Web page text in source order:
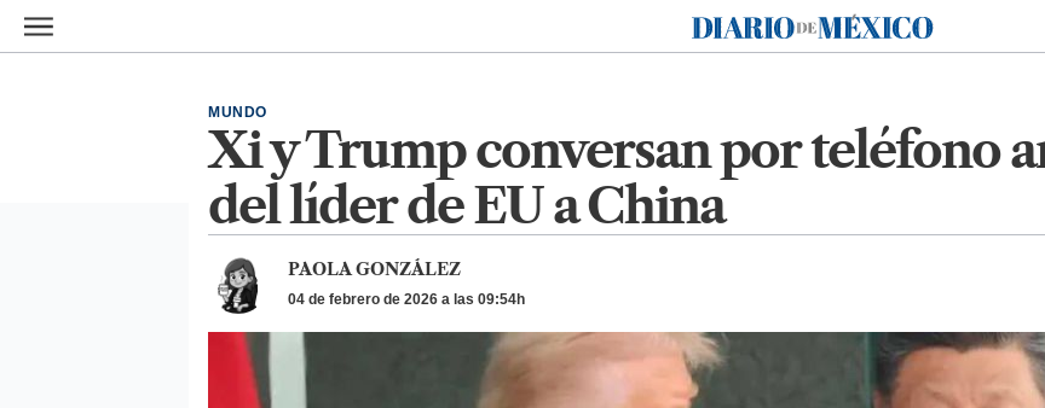
Ir al contenido principal
Diario de México
Xi y Trump conversan por teléfono
del líder de EU a China
MUNDO
PAOLA GONZÁLEZ
04 de febrero de 2026 a las 09:54h